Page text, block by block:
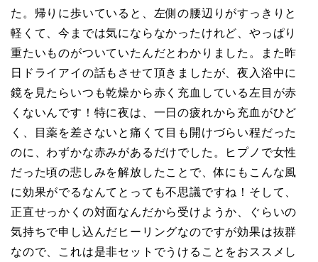
た。帰りに歩いていると、左側の腰辺りがすっきりと
軽くて、今までは気にならなかったけれど、やっぱり
重たいものがついていたんだとわかりました。また昨
日ドライアイの話もさせて頂きましたが、夜入浴中に
鏡を見たらいつも乾燥から赤く充血している左目が赤
くないんです！特に夜は、一日の疲れから充血がひど
く、目薬を差さないと痛くて目も開けづらい程だった
のに、わずかな赤みがあるだけでした。ヒプノで女性
だった頃の悲しみを解放したことで、体にもこんな風
に効果がでるなんてとっても不思議ですね！そして、
正直せっかくの対面なんだから受けようか、ぐらいの
気持ちで申し込んだヒーリングなのですが効果は抜群
なので、これは是非セットでうけることをおススメし